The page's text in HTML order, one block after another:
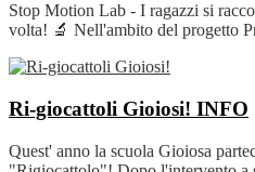
Stop Motion Lab - I ragazzi si
volta! 🔬 Nell'ambito del progetto
Ri-giocattoli Gioiosi! INFO
Quest' anno la scuola Gioiosa